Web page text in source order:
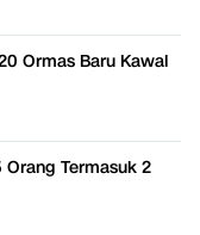
Ormas Baru Kawal
Termasuk 2